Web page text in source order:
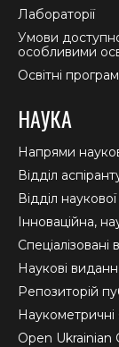
Лабораторії
Умови
особливими
Освітні
НАУКА
Напрями
Відділ
Відділ
Інноваційна,
Спеціалізовані
Наукові
Репозиторій
Open Ukrainian